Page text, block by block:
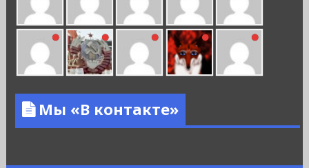
Мы «В контакте»